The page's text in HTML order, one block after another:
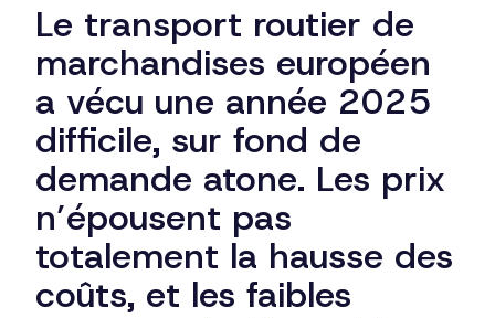
Le transport routier de
marchandises européen
a vécu une année 2025
difficile, sur fond de
demande atone. Les prix
n’épousent pas
totalement la hausse des
coûts, et les faibles